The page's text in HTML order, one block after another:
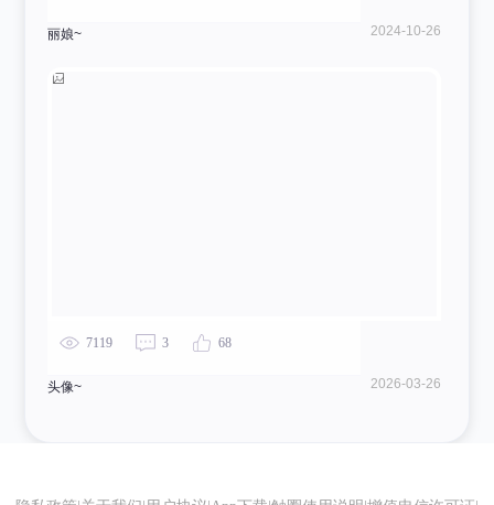
丽娘~ 2024-10-26
7119 3 68
头像~ 2026-03-26